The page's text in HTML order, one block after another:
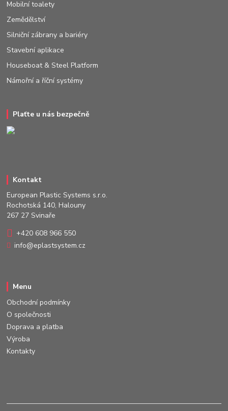
Mobilní toalety
Zemědělství
Silniční zábrany a bariéry
Stavební aplikace
Houseboat & Steel Platform
Námořní a říční systémy
Plaťte u nás bezpečně
Kontakt
European Plastic Systems s.r.o.
Rochotská 140, Halouny
267 27 Svinaře
+420 608 966 550
info@eplastsystem.cz
Menu
Obchodní podmínky
O společnosti
Doprava a platba
Výroba
Kontakty